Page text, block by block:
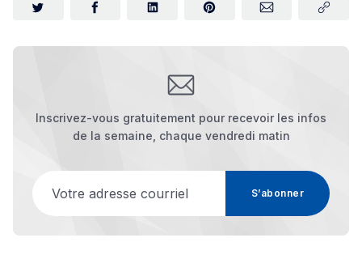
Inscrivez-vous gratuitement pour recevoir les infos
de la semaine, chaque vendredi matin
S’abonner